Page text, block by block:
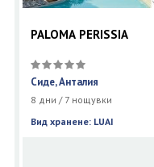
PALOMA PERISSIA
Сиде, Анталия
8 дни / 7 нощувки
Вид хранене: LUAI